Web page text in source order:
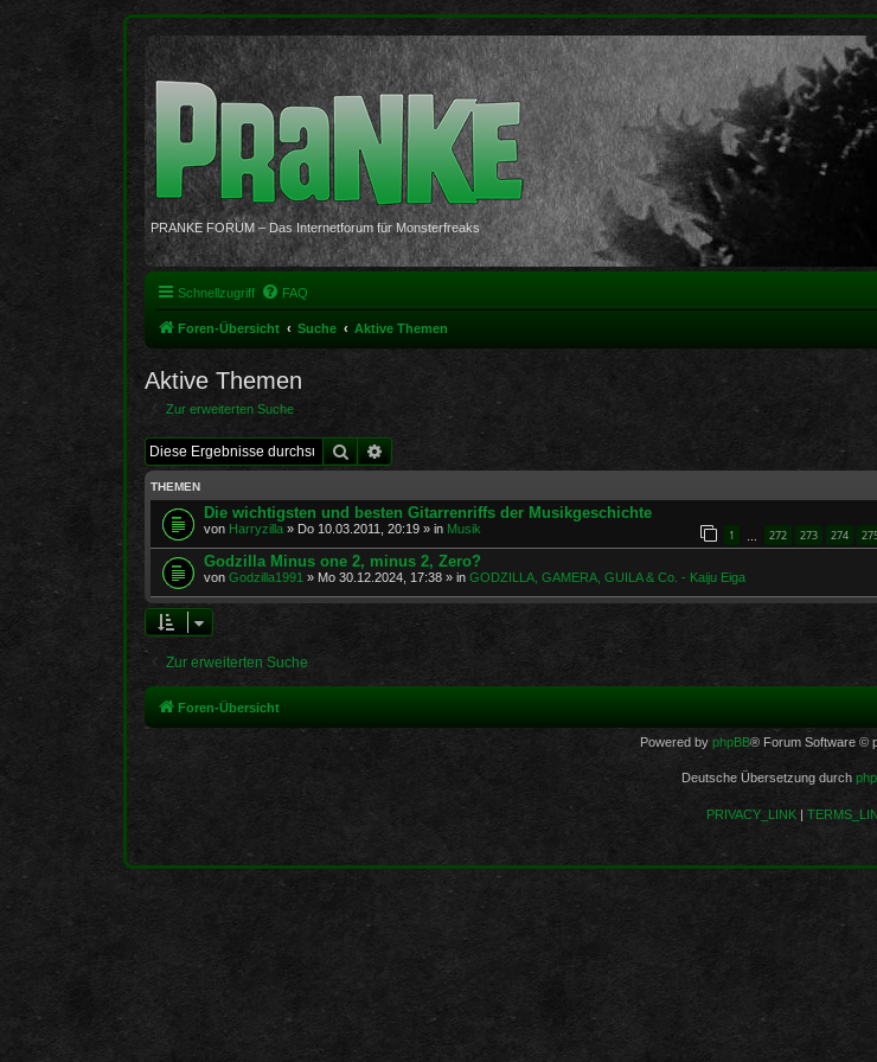
PRANKE FORUM – Das Internetforum für Monsterfreaks
Schnellzugriff FAQ
Foren-Übersicht Suche Aktive Themen
Aktive Themen
Zur erweiterten Suche
Suche
THEMEN
Die wichtigsten und besten Gitarrenriffs der Musikgeschichte
von Harryzilla » Do 10.03.2011, 20:19 » in Musik 1 272 273 274
Godzilla Minus one 2, minus 2, Zero?
von Godzilla1991 » Mo 30.12.2024, 17:38 » in GODZILLA, GAMERA, GUILA & Co. - Kaiju Eiga
Zur erweiterten Suche
Foren-Übersicht
Powered by phpBB® Forum Software ©
Deutsche Übersetzung durch
PRIVACY_LINK|